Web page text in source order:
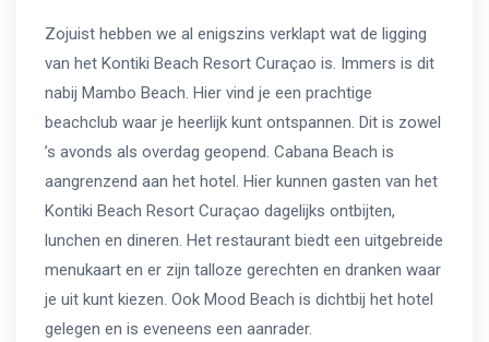
Zojuist hebben we al enigszins verklapt wat de ligging
van het Kontiki Beach Resort Curaçao is. Immers is dit
nabij Mambo Beach. Hier vind je een prachtige
beachclub waar je heerlijk kunt ontspannen. Dit is zowel
’s avonds als overdag geopend. Cabana Beach is
aangrenzend aan het hotel. Hier kunnen gasten van het
Kontiki Beach Resort Curaçao dagelijks ontbijten,
lunchen en dineren. Het restaurant biedt een uitgebreide
menukaart en er zijn talloze gerechten en dranken waar
je uit kunt kiezen. Ook Mood Beach is dichtbij het hotel
gelegen en is eveneens een aanrader.